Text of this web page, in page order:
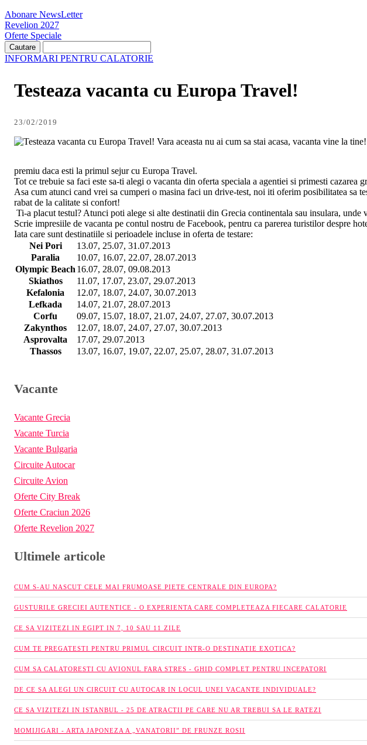
Abonare NewsLetter
Revelion 2027
Oferte Speciale
INFORMARI PENTRU CALATORIE
Testeaza vacanta cu Europa Travel!
23/02/2019
Vara aceasta nu ai cum sa stai acasa, vacanta vine la
premiu daca esti la primul sejur cu Europa Travel.
Tot ce trebuie sa faci este sa-ti alegi o vacanta din oferta speciala a agentiei si primesti cazarea
Asa cum atunci cand vrei sa cumperi o masina faci un drive-test, noi iti oferim posibilitatea sa
rabat de la calitate si confort!
Ti-a placut testul? Atunci poti alege si alte destinatii din Grecia continentala sau insulara,
Scrie impresiile de vacanta pe contul nostru de Facebook, pentru ca parerea turistilor despre
Iata care sunt destinatiile si perioadele incluse in oferta de testare:
Nei Pori
13.07, 25.07, 31.07.2013
Paralia
10.07, 16.07, 22.07, 28.07.2013
Olympic Beach 16.07, 28.07, 09.08.2013
Skiathos
11.07, 17.07, 23.07, 29.07.2013
Kefalonia
12.07, 18.07, 24.07, 30.07.2013
Lefkada
14.07, 21.07, 28.07.2013
Corfu
09.07, 15.07, 18.07, 21.07, 24.07, 27.07, 30.07.2013
Zakynthos
12.07, 18.07, 24.07, 27.07, 30.07.2013
Asprovalta
17.07, 29.07.2013
Thassos
13.07, 16.07, 19.07, 22.07, 25.07, 28.07, 31.07.2013
Vacante
Vacante Grecia
Vacante Turcia
Vacante Bulgaria
Circuite Autocar
Circuite Avion
Oferte City Break
Oferte Craciun 2026
Oferte Revelion 2027
Ultimele articole
CUM S-AU NASCUT CELE MAI FRUMOASE PIETE CENTRALE DIN EUROPA?
GUSTURILE GRECIEI AUTENTICE - O EXPERIENTA CARE COMPLETEAZA FIECARE CALATORIE
CE SA VIZITEZI IN EGIPT IN 7, 10 SAU 11 ZILE
CUM TE PREGATESTI PENTRU PRIMUL CIRCUIT INTR-O DESTINATIE EXOTICA?
CUM SA CALATORESTI CU AVIONUL FARA STRES - GHID COMPLET PENTRU INCEPATORI
DE CE SA ALEGI UN CIRCUIT CU AUTOCAR IN LOCUL UNEI VACANTE INDIVIDUALE?
CE SA VIZITEZI IN ISTANBUL - 25 DE ATRACTII PE CARE NU AR TREBUI SA LE RATEZI
MOMIJIGARI - ARTA JAPONEZA A „VANATORII” DE FRUNZE ROSII